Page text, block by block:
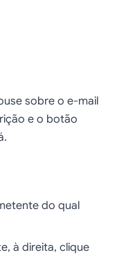
sobre o e-mail
e o botão
do qual
à direita, clique